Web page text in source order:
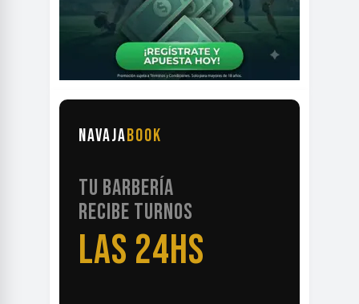
NAVAJABOOK
TU BARBERÍA
RECIBE TURNOS
LAS 24HS